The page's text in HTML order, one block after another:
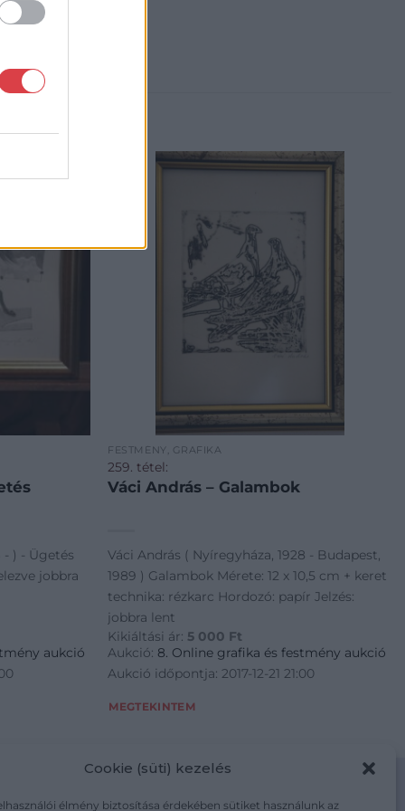
Cookie (süti) kezelés
élmény biztosítása érdekében sütiket használunk az
- ) - Ügetés
jobbra
aukció
FESTMÉNY, GRAFIKA
259. tétel:
Váci András – Galambok
Váci András ( Nyíregyháza, 1928 - Budapest,
1989 ) Galambok Mérete: 12 x 10,5 cm + keret
technika: rézkarc Hordozó: papír Jelzés:
jobbra lent
Kikiáltási ár: 5 000 Ft
Aukció: 8. Online grafika és festmény aukció
Aukció időpontja: 2017-12-21 21:00
MEGTEKINTEM